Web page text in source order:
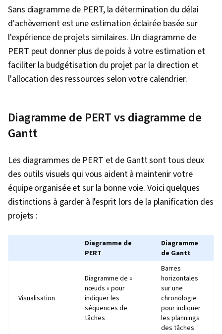
Sans diagramme de PERT, la détermination du délai
d'achèvement est une estimation éclairée basée sur
l'expérience de projets similaires. Un diagramme de
PERT peut donner plus de poids à votre estimation et
faciliter la budgétisation du projet par la direction et
l'allocation des ressources selon votre calendrier.
Diagramme de PERT vs diagramme de
Gantt
Les diagrammes de PERT et de Gantt sont tous deux
des outils visuels qui vous aident à maintenir votre
équipe organisée et sur la bonne voie. Voici quelques
distinctions à garder à l'esprit lors de la planification des
projets :
Diagramme de
PERT
Diagramme
de Gantt
Visualisation
Diagramme de «
nœuds » pour
indiquer les
séquences de
tâches
Barres
horizontales
sur une
chronologie
pour indiquer
les plannings
des tâches